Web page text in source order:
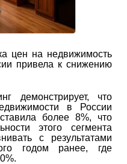
цен на недвижимость
привела к снижению
демонстрирует, что
в России
более 8%, что
этого сегмента
с результатами
годом ранее, где